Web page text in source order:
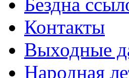
Бездна
Контакты
Выходные
Народная